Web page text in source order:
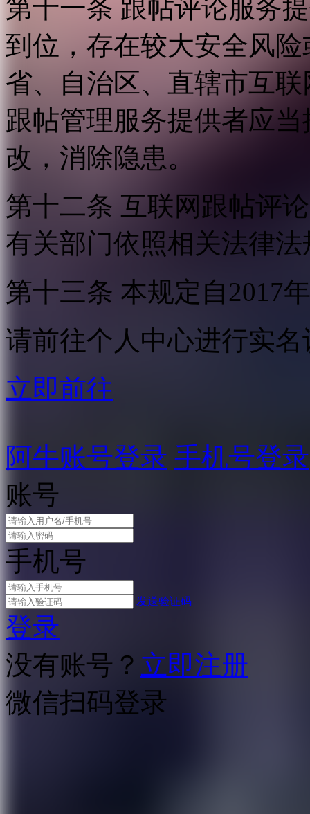
第十一条 跟帖评论服务
到位，存在较大安全风
省、自治区、直辖市互
跟帖管理服务提供者应
改，消除隐患。
第十二条 互联网跟帖评
有关部门依照相关法律
第十三条 本规定自2017
请前往个人中心进行实名
立即前往
阿牛账号登录 手机号登录
账号
手机号
发送验证码
登录
没有账号？ 立即注册
微信扫码登录